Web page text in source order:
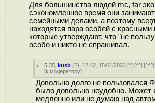
Для большинства людей mс, far
сэкономленное время они
семейными делами, а поэтому
находятся пара особей с красными
которые утверждают, что "не
особо и никто не спрашивал.
5.35 ,kusb (?), 12:42, 15/01/2023 [^] [^^] [^^^]
[к модератору]
Довольно долго не пользовался
было довольно неудобно. Может
медленно или не думаю над